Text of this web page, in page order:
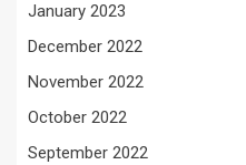
January 2023
December 2022
November 2022
October 2022
September 2022